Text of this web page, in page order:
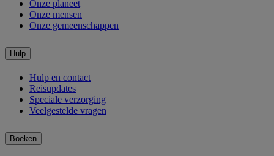
Onze planeet
Onze mensen
Onze gemeenschappen
Hulp
Hulp en contact
Reisupdates
Speciale verzorging
Veelgestelde vragen
Boeken